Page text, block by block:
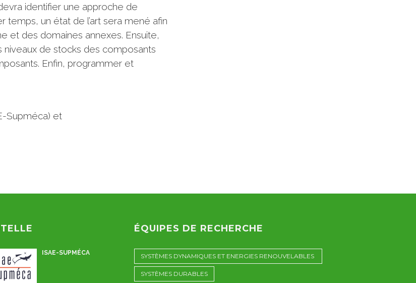
identifier une approche de
temps, un état de l’art sera mené afin
et des domaines annexes. Ensuite,
de stocks des composants
Enfin, programmer et
Supméca) et
ISAE-SUPMÉCA
ÉQUIPES DE RECHERCHE
SYSTÈMES DYNAMIQUES ET ENERGIES RENOUVELABLES
SYSTÈMES DURABLES